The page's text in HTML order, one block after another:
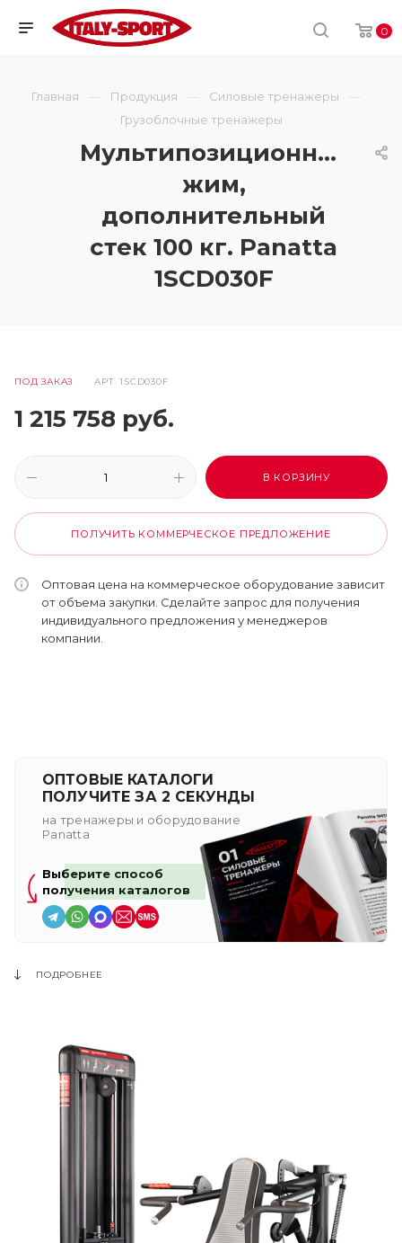
0
Главная Продукция
Силовые тренажеры
Грузоблочные тренажеры
Мультипозиционный
жим,
дополнительный
стек 100 кг. Panatta
1SCD030F
ПОД ЗАКАЗ АРТ.1SCD030F
1 215 758 руб.
В КОРЗИНУ
ПОЛУЧИТЬ КОММЕРЧЕСКОЕ ПРЕДЛОЖЕНИЕ
Оптовая цена на коммерческое оборудование зависит
от объема закупки. Сделайте запрос для получения
индивидуального предложения у менеджеров
компании.
ОПТОВЫЕ КАТАЛОГИ
ПОЛУЧИТЕ ЗА 2 СЕКУНДЫ
на тренажеры и оборудование
Panatta
Выберите способ
получения каталогов
ПОДРОБНЕЕ